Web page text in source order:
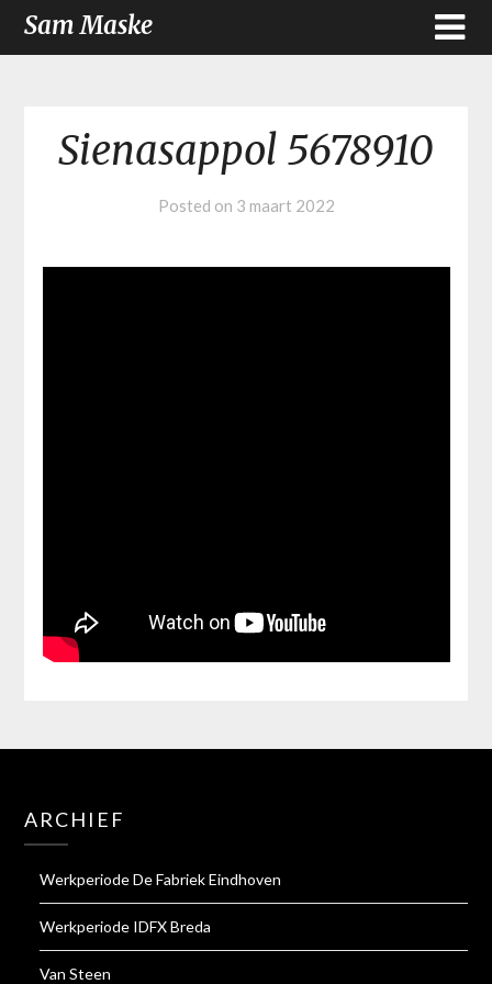
Sam Maske
Sienasappol 5678910
Posted on 3 maart 2022
ARCHIEF
Werkperiode De Fabriek Eindhoven
Werkperiode IDFX Breda
Van Steen